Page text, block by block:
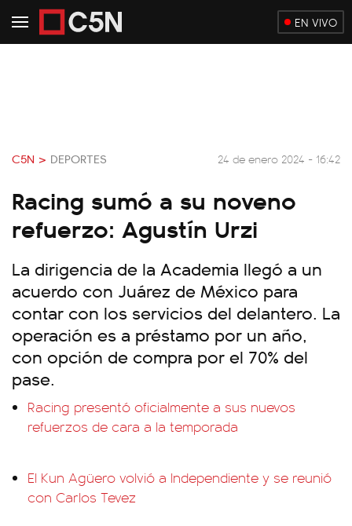
EN VIVO
C5N > DEPORTES 24 de enero 2024 - 16:42
Racing sumó a su noveno
refuerzo: Agustín Urzi
La dirigencia de la Academia llegó a un
acuerdo con Juárez de México para
contar con los servicios del delantero. La
operación es a préstamo por un año,
con opción de compra por el 70% del
pase.
Racing presentó oficialmente a sus nuevos
refuerzos de cara a la temporada
El Kun Agüero volvió a Independiente y se reunió
con Carlos Tevez